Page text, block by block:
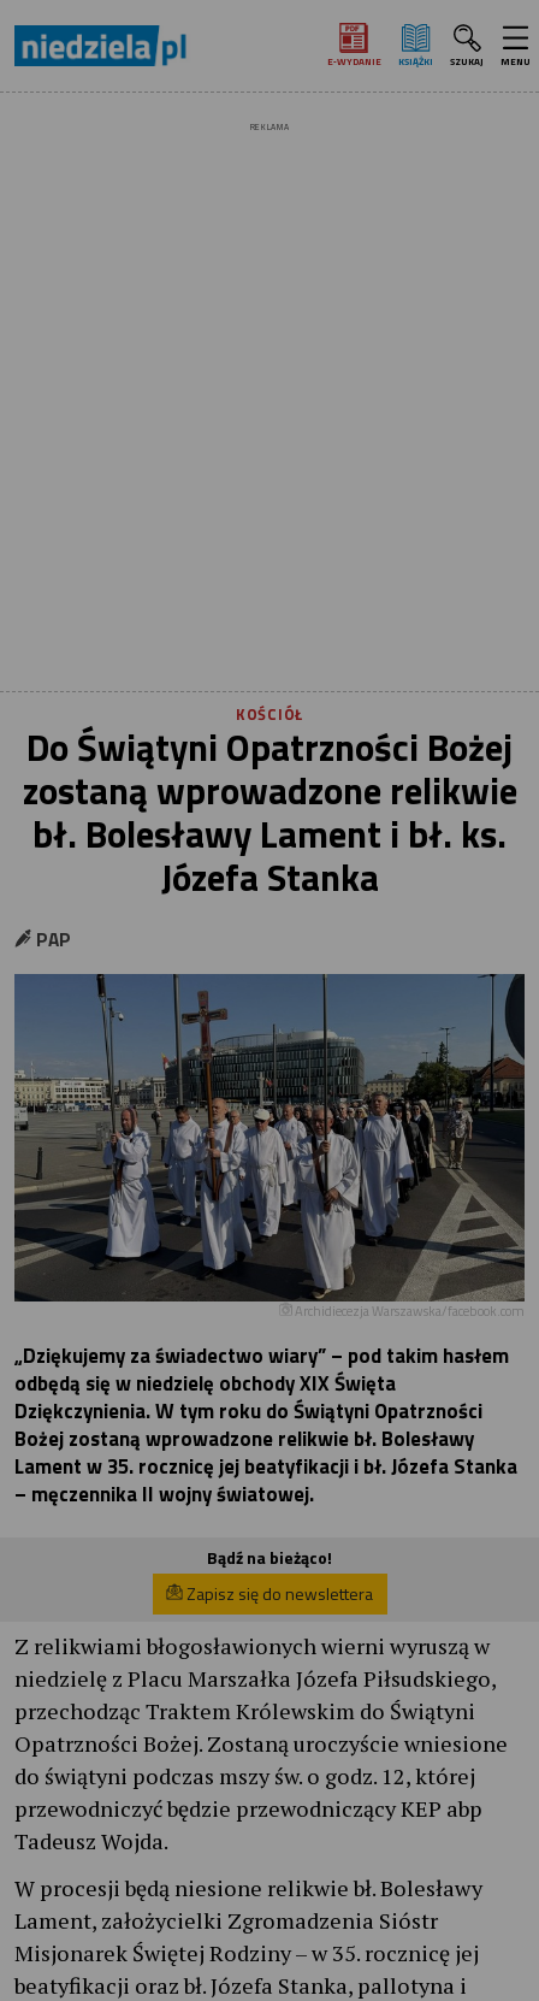
E‑WYDANIE KSIĄŻKI SZUKAJ MENU
REKLAMA
KOŚCIÓŁ
Do Świątyni Opatrzności Bożej
zostaną wprowadzone relikwie
bł. Bolesławy Lament i bł. ks.
Józefa Stanka
PAP
Archidiecezja Warszawska/facebook.com
„Dziękujemy za świadectwo wiary” – pod takim hasłem
odbędą się w niedzielę obchody XIX Święta
Dziękczynienia. W tym roku do Świątyni Opatrzności
Bożej zostaną wprowadzone relikwie bł. Bolesławy
Lament w 35. rocznicę jej beatyfikacji i bł. Józefa Stanka
– męczennika II wojny światowej.
Bądź na bieżąco!
Zapisz się do newslettera
Z relikwiami błogosławionych wierni wyruszą w
niedzielę z Placu Marszałka Józefa Piłsudskiego,
przechodząc Traktem Królewskim do Świątyni
Opatrzności Bożej. Zostaną uroczyście wniesione
do świątyni podczas mszy św. o godz. 12, której
przewodniczyć będzie przewodniczący KEP abp
Tadeusz Wojda.
W procesji będą niesione relikwie bł. Bolesławy
Lament, założycielki Zgromadzenia Sióstr
Misjonarek Świętej Rodziny – w 35. rocznicę jej
beatyfikacji oraz bł. Józefa Stanka, pallotyna i